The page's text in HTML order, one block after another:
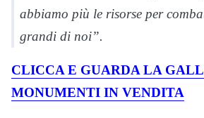
abbiamo più le risorse per
grandi di noi”.
CLICCA E GUARDA LA
MONUMENTI IN VENDITA